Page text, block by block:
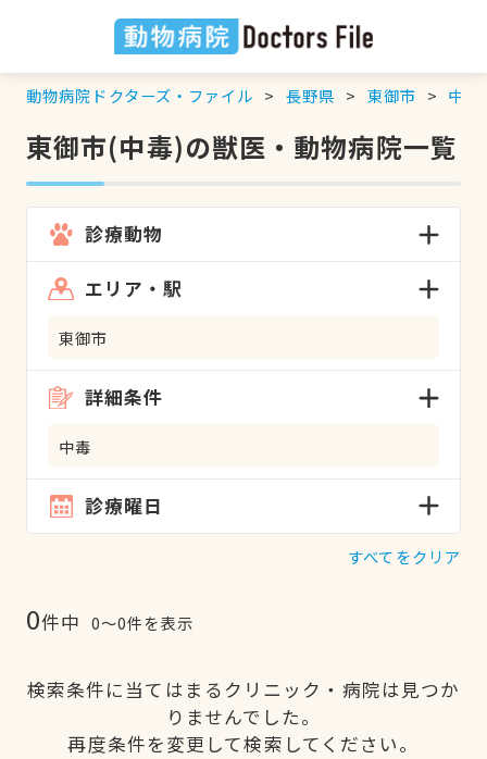
動物病院ドクターズ・ファイル 長野県 東御市 中毒
東御市(中毒)の獣医・動物病院一覧
診療動物
エリア・駅
東御市
詳細条件
中毒
診療曜日
すべてをクリア
0件中 0〜0件を表示
検索条件に当てはまるクリニック・病院は見つか
りませんでした。
再度条件を変更して検索してください。